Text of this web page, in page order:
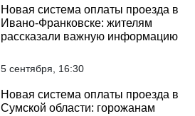
Новая система оплаты проезда в
Ивано-Франковске: жителям
рассказали важную информацию
5 сентября, 16:30
Новая система оплаты проезда в
Сумской области: горожанам